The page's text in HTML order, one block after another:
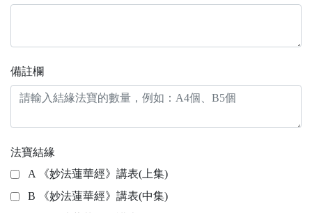
備註欄
法寶結緣
A 《妙法蓮華經》講表(上集)
B 《妙法蓮華經》講表(中集)